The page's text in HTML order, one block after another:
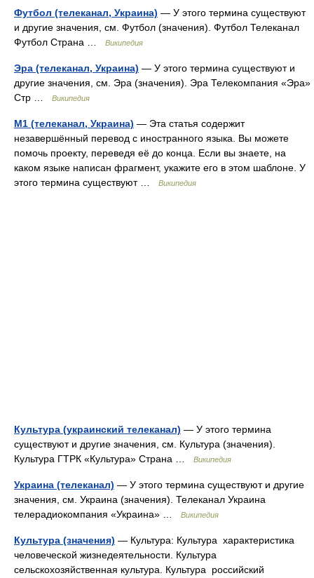
Футбол (телеканал, Украина) — У этого термина существуют
и другие значения, см. Футбол (значения). Футбол Телеканал
Футбол Страна …
Википедия
Эра (телеканал, Украина) — У этого термина существуют и
другие значения, см. Эра (значения). Эра Телекомпания «Эра»
Стр …
Википедия
М1 (телеканал, Украина) — Эта статья содержит
незавершённый перевод с иностранного языка. Вы можете
помочь проекту, переведя её до конца. Если вы знаете, на
каком языке написан фрагмент, укажите его в этом шаблоне. У
этого термина существуют …
Википедия
Культура (украинский телеканал) — У этого термина
существуют и другие значения, см. Культура (значения).
Культура ГТРК «Культура» Страна …
Википедия
Украина (телеканал) — У этого термина существуют и другие
значения, см. Украина (значения). Телеканал Украина
телерадиокомпания «Украина» …
Википедия
Культура (значения) — Культура: Культура характеристика
человеческой жизнедеятельности. Культура
сельскохозяйственная культура. Культура российский